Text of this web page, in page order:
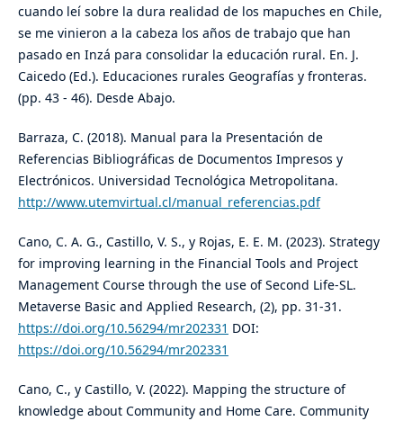
cuando leí sobre la dura realidad de los mapuches en Chile,
se me vinieron a la cabeza los años de trabajo que han
pasado en Inzá para consolidar la educación rural. En. J.
Caicedo (Ed.). Educaciones rurales Geografías y fronteras.
(pp. 43 - 46). Desde Abajo.
Barraza, C. (2018). Manual para la Presentación de
Referencias Bibliográficas de Documentos Impresos y
Electrónicos. Universidad Tecnológica Metropolitana.
http://www.utemvirtual.cl/manual_referencias.pdf
Cano, C. A. G., Castillo, V. S., y Rojas, E. E. M. (2023). Strategy
for improving learning in the Financial Tools and Project
Management Course through the use of Second Life-SL.
Metaverse Basic and Applied Research, (2), pp. 31-31.
https://doi.org/10.56294/mr202331 DOI:
https://doi.org/10.56294/mr202331
Cano, C., y Castillo, V. (2022). Mapping the structure of
knowledge about Community and Home Care. Community